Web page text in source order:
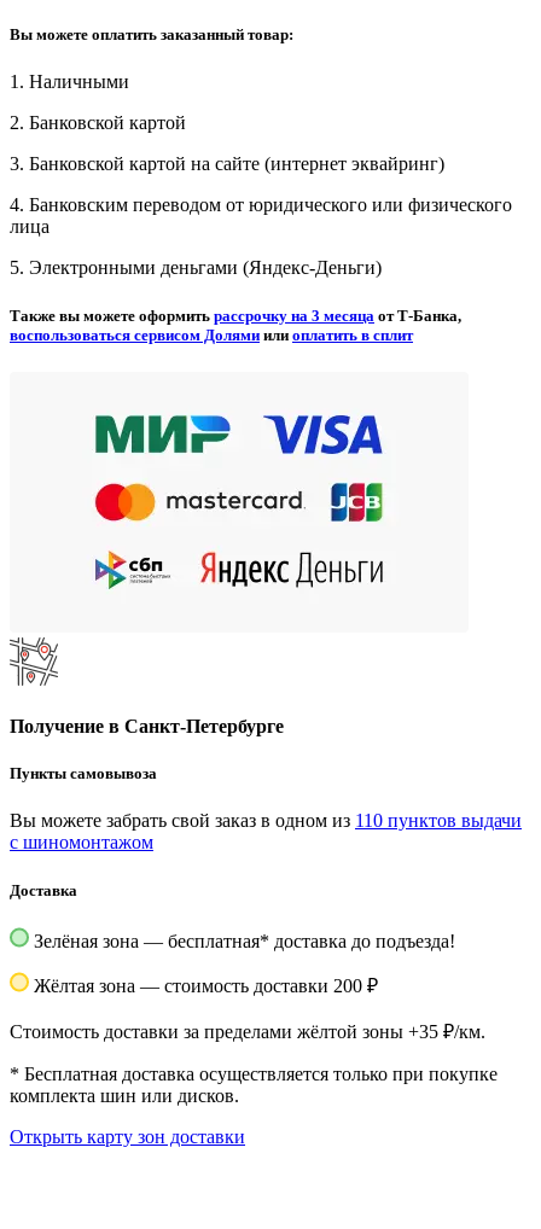
Вы можете оплатить заказанный товар:
1. Наличными
2. Банковской картой
3. Банковской картой на сайте (интернет эквайринг)
4. Банковским переводом от юридического или физического
лица
5. Электронными деньгами (Яндекс-Деньги)
Также вы можете оформить рассрочку на 3 месяца от Т-Банка,
воспользоваться сервисом Долями или оплатить в сплит
Получение в Санкт-Петербурге
Пункты самовывоза
Вы можете забрать свой заказ в одном из 110 пунктов выдачи
с шиномонтажом
Доставка
Зелёная зона — бесплатная* доставка до подъезда!
Жёлтая зона — стоимость доставки 200 ₽
Стоимость доставки за пределами жёлтой зоны +35 ₽/км.
* Бесплатная доставка осуществляется только при покупке
комплекта шин или дисков.
Открыть карту зон доставки